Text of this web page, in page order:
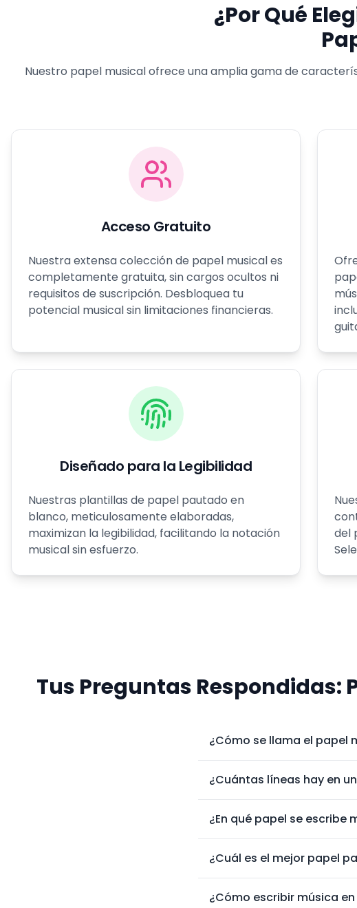
¿Por Qué
Nuestro papel musical ofrece una amplia gama de
Acceso Gratuito
Nuestra extensa colección de papel musical es
completamente gratuita, sin cargos ocultos ni
requisitos de suscripción. Desbloquea tu
potencial musical sin limitaciones financieras.
Diseñado para la Legibilidad
Nuestras plantillas de papel pautado en
blanco, meticulosamente elaboradas,
maximizan la legibilidad, facilitando la notación
musical sin esfuerzo.
del
Tus Preguntas Respondidas:
¿Cómo se llama el papel
¿Cuántas líneas hay en
¿En qué papel se escribe
¿Cuál es el mejor papel
¿Cómo escribir música